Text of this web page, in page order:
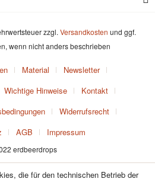
zzgl. Versandkosten und ggf.
wenn nicht anders beschrieben
Material
Newsletter
Wichtige Hinweise
Kontakt
Widerrufsrecht
AGB Impressum
erdbeerdrops
die für den technischen Betrieb der